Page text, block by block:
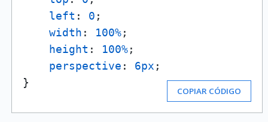
left : 0 ;
width : 100%;
height : 100%;
perspective : 6px ;
}
COPIAR CÓDIGO